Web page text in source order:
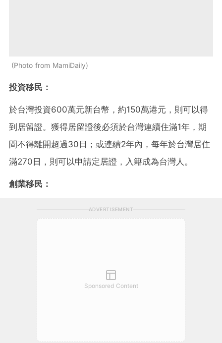
Photo from MamiDaily
投資移民：
於台灣投資600萬元新台幣，約150萬港元，則可以得
到居留證。獲得居留證後必須於台灣連續住滿1年，期
間不得離開超過30日；或連續2年內，每年於台灣居住
滿270日，則可以申請定居證，入籍成為台灣人。
創業移民：
ADVERTISEMENT
Sponsored Content